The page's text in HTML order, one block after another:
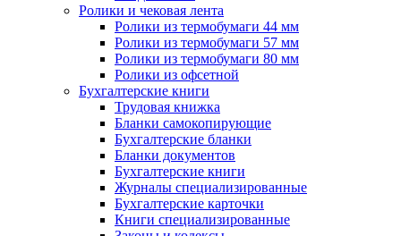
Ролики и чековая лента
Ролики из термобумаги 44 мм
Ролики из термобумаги 57 мм
Ролики из термобумаги 80 мм
Ролики из офсетной
Бухгалтерские книги
Трудовая книжка
Бланки самокопирующие
Бухгалтерские бланки
Бланки документов
Бухгалтерские книги
Журналы специализированные
Бухгалтерские карточки
Книги специализированные